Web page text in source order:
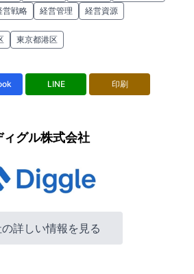
営戦略 経営管理 経営資源
東京都港区
LINE 印刷
ィグル株式会社
詳しい情報を見る